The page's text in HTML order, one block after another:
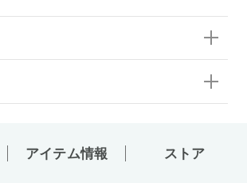
アイテム情報 ストア